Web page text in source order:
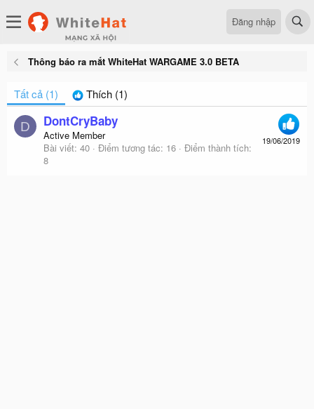
Đăng nhập
Thông báo ra mắt WhiteHat WARGAME 3.0 BETA
Tất cả (1) Thích (1)
D
19/06/2019
DontCryBaby
Active Member
Bài viết 40 Điểm tương tác 16
Điểm thành tích
8